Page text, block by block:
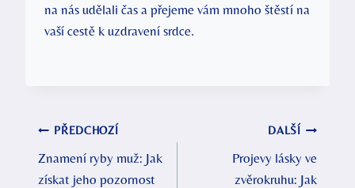
na nás udělali čas a přejeme vám mnoho štěstí na
vaší cestě k uzdravení srdce.
Navigace
pro
PŘEDCHOZÍ
Znamení ryby muž: Jak
získat jeho pozornost
DALŠÍ
Projevy lásky ve
zvěrokruhu: Jak